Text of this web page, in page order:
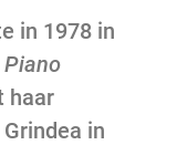
in 1978 in
Piano
haar
in